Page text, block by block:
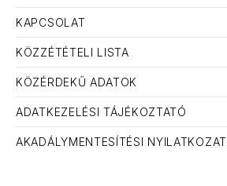
KAPCSOLAT
KÖZZÉTÉTELI LISTA
KÖZÉRDEKŰ ADATOK
ADATKEZELÉSI TÁJÉKOZTATÓ
AKADÁLYMENTESÍTÉSI NYILATKOZAT